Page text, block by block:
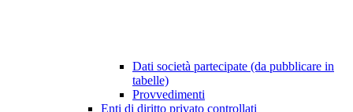
Dati società partecipate (da pubblicare in
tabelle)
Provvedimenti
Enti di diritto privato controllati